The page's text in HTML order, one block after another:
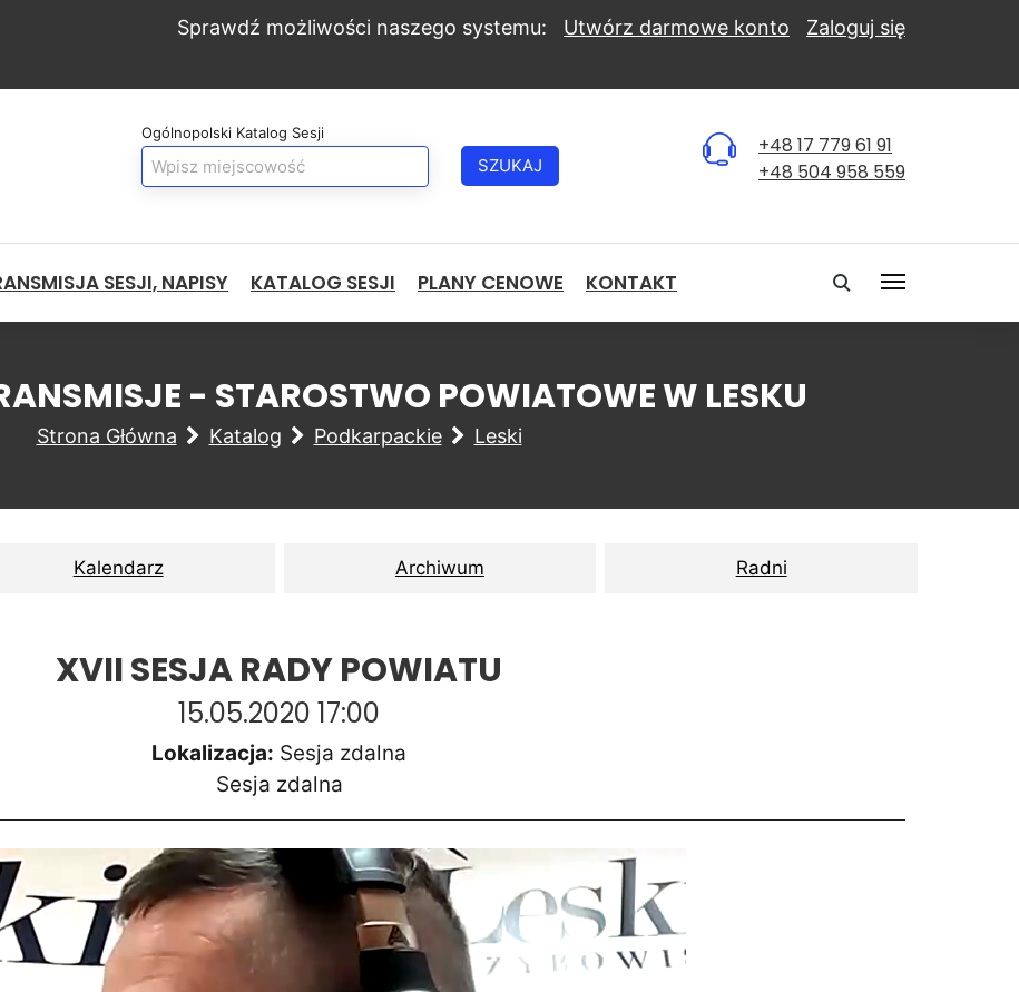
Sprawdź możliwości naszego systemu: Utwórz darmowe konto Zaloguj się
Ogólnopolski Katalog Sesji
SZUKAJ
+48 17 779 61 91
+48 504 958 559
SESJI, NAPISY KATALOG SESJI PLANY CENOWE KONTAKT
- STAROSTWO POWIATOWE W LESKU
Strona Główna Katalog Podkarpackie Leski
Kalendarz Archiwum Radni
XVII SESJA RADY POWIATU
15.05.2020 17:00
Lokalizacja: Sesja zdalna
Sesja zdalna